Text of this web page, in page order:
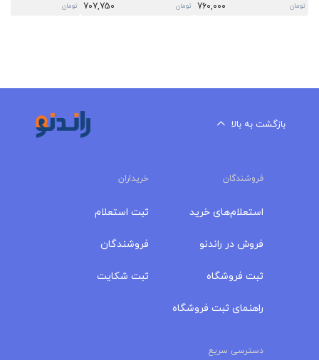
تومان 760,000 تومان 707,750 تومان
بازگشت به بالا
فروشندگان خریداران
استعلام‌های خرید
فروش در راندنو
ثبت فروشگاه
راهنمای ثبت فروشگاه
ثبت استعلام
فروشندگان
ثبت شکایت
دسترسی سریع